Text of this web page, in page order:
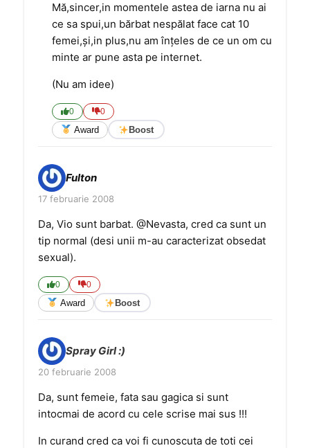
Mă,sincer,in momentele astea de iarna nu ai
ce sa spui,un bărbat nespălat face cat 10
femei,și,in plus,nu am înțeles de ce un om cu
minte ar pune asta pe internet.
(Nu am idee)
0 0
Award Boost
Fulton
17 februarie 2008
Da, Vio sunt barbat. @Nevasta, cred ca sunt un
tip normal (desi unii m-au caracterizat obsedat
sexual).
0 0
Award Boost
Spray Girl :)
20 februarie 2008
Da, sunt femeie, fata sau gagica si sunt
intocmai de acord cu cele scrise mai sus !!!
In curand cred ca voi fi cunoscuta de toti cei